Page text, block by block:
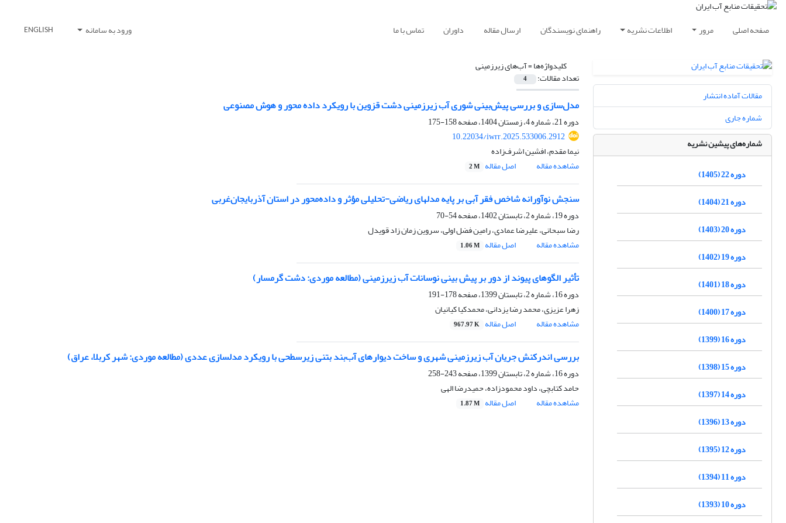
صفحه اصلی مرور اطلاعات نشریه راهنمای نویسندگان ارسال مقاله داوران تماس با ما ورود به سامانه ENGLISH
کلیدواژه‌ها =آب‌های زیرزمینی
تعداد مقالات: 4
مدل‌سازی و بررسی پیش‌بینی شوری آب زیرزمینی دشت قزوین با رویکرد داده ‌محور و هوش مصنوعی
دوره 21، شماره 4، زمستان 1404، صفحه
158-175
10.22034/iwrr.2025.533006.2912
نیما مقدم، افشین اشرف‌زاده
مشاهده مقاله
اصل مقاله 2 M
سنجش نوآورانه شاخص فقر آبی بر پایه مدلهای ریاضی-تحلیلی مؤثر و داده‌محور در استان آذربایجان‌غربی
دوره 19، شماره 2، تابستان 1402، صفحه
54-70
رضا سبحانی، علیرضا عمادی، رامین فضل اولی، سروین زمان زاد قویدل
مشاهده مقاله
اصل مقاله 1.06 M
تأثیر الگوهای پیوند از دور بر پیش بینی نوسانات آب زیرزمینی (مطالعه موردی: دشت گرمسار)
دوره 16، شماره 2، تابستان 1399، صفحه
178-191
زهرا عزیزی، محمد رضا یزدانی، محمدکیا کیانیان
مشاهده مقاله
اصل مقاله 967.97 K
بررسی اندرکنش جریان آب زیرزمینی شهری و ساخت دیوارهای آب‌بند بتنی زیرسطحی با رویکرد مدلسازی عددی (مطالعه موردی: شهر کربلا، عراق)
دوره 16، شماره 2، تابستان 1399، صفحه
243-258
حامد کتابچی، داود محمودزاده، حمیدرضا الهی
مشاهده مقاله
اصل مقاله 1.87 M
مقالات آماده انتشار
شماره جاری
شماره‌های پیشین نشریه
دوره 22 (1405)
دوره 21 (1404)
دوره 20 (1403)
دوره 19 (1402)
دوره 18 (1401)
دوره 17 (1400)
دوره 16 (1399)
دوره 15 (1398)
دوره 14 (1397)
دوره 13 (1396)
دوره 12 (1395)
دوره 11 (1394)
دوره 10 (1393)